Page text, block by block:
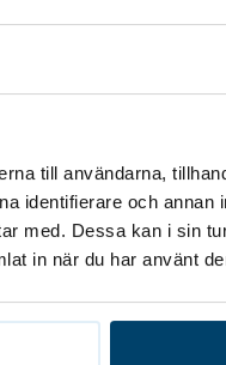
till användarna,
identifierare och annan
med. Dessa kan i sin
in när du har använt